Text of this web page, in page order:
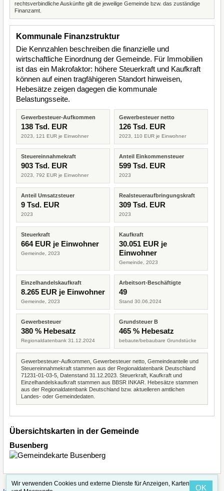
rechtsverbindliche Auskünfte gilt die jeweilige Gemeinde bzw. das zuständige
Finanzamt.
Kommunale Finanzstruktur
Die Kennzahlen beschreiben die finanzielle und
wirtschaftliche Einordnung der Gemeinde. Für Immobilien
ist das ein Makrofaktor: höhere Steuerkraft und Kaufkraft
können auf einen tragfähigeren Standort hinweisen,
Hebesätze zeigen dagegen die kommunale
Belastungsseite.
Gewerbesteuer-Aufkommen
138 Tsd. EUR
2023, 121 EUR je Einwohner
Gewerbesteuer netto
126 Tsd. EUR
2023, 110 EUR je Einwohner
Steuereinnahmekraft
903 Tsd. EUR
2023, 792 EUR je Einwohner
Anteil Einkommensteuer
599 Tsd. EUR
2023
Anteil Umsatzsteuer
9 Tsd. EUR
2023
Realsteueraufbringungskraft
309 Tsd. EUR
2023
Steuerkraft
664 EUR je Einwohner
Gemeinde, 2023
Kaufkraft
30.051 EUR je
Einwohner
Gemeinde, 2023
Einzelhandelskaufkraft
8.265 EUR je Einwohner
Gemeinde, 2023
Arbeitsort-Beschäftigte
49
Stand 30.06.2024
Gewerbesteuer
380 % Hebesatz
Regionaldatenbank 31.12.2024
Grundsteuer B
465 % Hebesatz
bebaute/bebaubare Grundstücke
Gewerbesteuer-Aufkommen, Gewerbesteuer netto, Gemeindeanteile und
Steuereinnahmekraft stammen aus der Regionaldatenbank Deutschland
71231-01-03-5, Datenstand 31.12.2023. Steuerkraft, Kaufkraft und
Einzelhandelskaufkraft stammen aus BBSR INKAR. Hebesätze stammen
aus der Regionaldatenbank Deutschland bzw. aktuelleren amtlichen
Landes- oder Gemeindedaten.
Übersichtskarten in der Gemeinde
Busenberg
Wir verwenden Cookies und externe Dienste für Anzeigen, Karten
OK